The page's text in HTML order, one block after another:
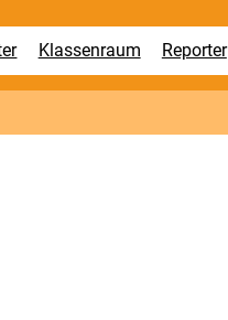
Klassenraum Reporter